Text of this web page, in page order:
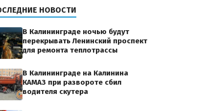
НОВОСТИ
В Калининграде ночью будут
перекрывать Ленинский проспект
для ремонта теплотрассы
В Калининграде на Калинина
КАМАЗ при развороте сбил
водителя скутера